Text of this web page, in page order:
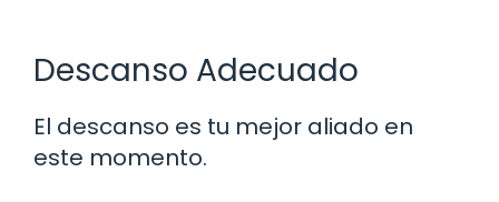
Descanso Adecuado
El descanso es tu mejor aliado en
este momento.